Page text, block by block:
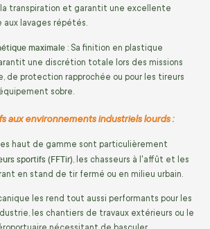
transpiration et garantit une excellente
aux lavages répétés.
maximale : Sa finition en plastique
une discrétion totale lors des missions
de protection rapprochée ou pour les tireurs
sobre.
aux environnements industriels lourds :
haut de gamme sont particulièrement
sportifs (FFTir), les chasseurs à l'affût et les
en stand de tir fermé ou en milieu urbain.
les rend tout aussi performants pour les
les chantiers de travaux extérieurs ou le